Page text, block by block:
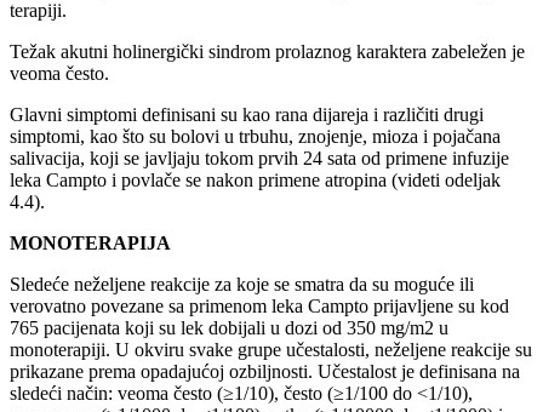
terapiji.
Težak akutni holinergički sindrom prolaznog karaktera zabeležen je
veoma često.
Glavni simptomi definisani su kao rana dijareja i različiti drugi
simptomi, kao što su bolovi u trbuhu, znojenje, mioza i pojačana
salivacija, koji se javljaju tokom prvih 24 sata od primene infuzije
leka Campto i povlače se nakon primene atropina (videti odeljak
4.4).
MONOTERAPIJA
Sledeće neželjene reakcije za koje se smatra da su moguće ili
verovatno povezane sa primenom leka Campto prijavljene su kod
765 pacijenata koji su lek dobijali u dozi od 350 mg/m2 u
monoterapiji. U okviru svake grupe učestalosti, neželjene reakcije su
prikazane prema opadajućoj ozbiljnosti. Učestalost je definisana na
sledeći način: veoma često (≥1/10), često (≥1/100 do <1/10),